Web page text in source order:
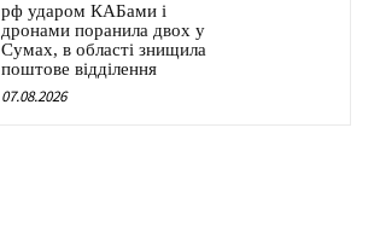
рф ударом КАБами і
дронами поранила двох у
Сумах, в області знищила
поштове відділення
07.08.2026